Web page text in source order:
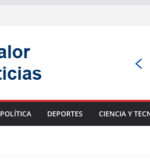
POLÍTICA DEPORTES CIENCIA Y